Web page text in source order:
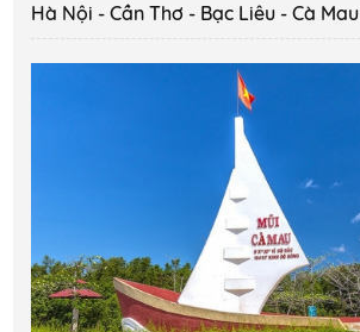
Hà Nội - Cần Thơ - Bạc Liêu - Cà Mau